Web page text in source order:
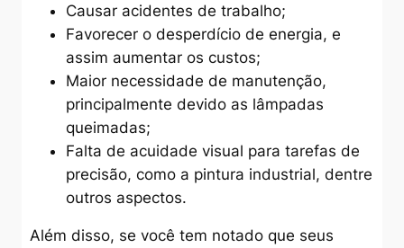
Causar acidentes de trabalho;
Favorecer o desperdício de energia, e
assim aumentar os custos;
Maior necessidade de manutenção,
principalmente devido as lâmpadas
queimadas;
Falta de acuidade visual para tarefas de
precisão, como a pintura industrial, dentre
outros aspectos.
Além disso, se você tem notado que seus